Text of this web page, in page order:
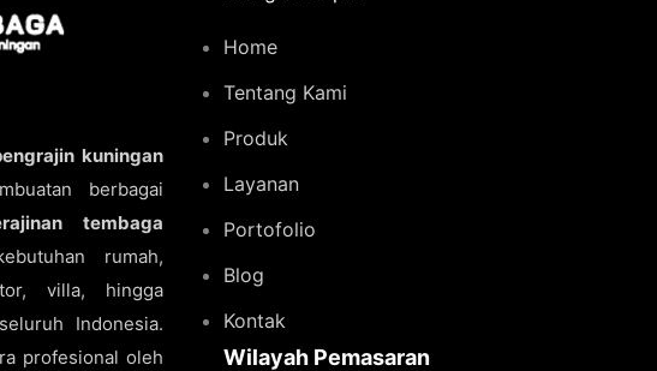
kuningan
berbagai
tembaga
rumah,
villa, hingga
Indonesia.
profesional oleh
Home
Tentang Kami
Produk
Layanan
Portofolio
Blog
Kontak
Wilayah Pemasaran